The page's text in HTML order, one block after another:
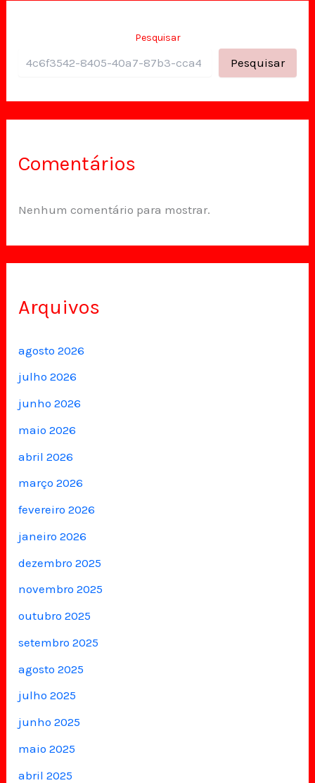
Pesquisar
Pesquisar
Comentários
Nenhum comentário para mostrar.
Arquivos
agosto 2026
julho 2026
junho 2026
maio 2026
abril 2026
março 2026
fevereiro 2026
janeiro 2026
dezembro 2025
novembro 2025
outubro 2025
setembro 2025
agosto 2025
julho 2025
junho 2025
maio 2025
abril 2025